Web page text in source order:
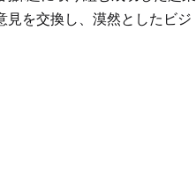
を交換し、漠然としたビジ